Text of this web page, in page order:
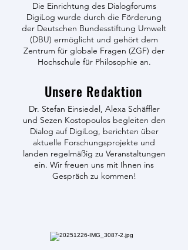
Die Einrichtung des Dialogforums
DigiLog wurde durch die Förderung
der Deutschen Bundesstiftung Umwelt
(DBU) ermöglicht und gehört dem
Zentrum für globale Fragen (ZGF) der
Hochschule für Philosophie an.
Unsere Redaktion
Dr. Stefan Einsiedel, Alexa Schäffler
und Sezen Kostopoulos begleiten den
Dialog auf DigiLog, berichten über
aktuelle Forschungsprojekte und
landen regelmäßig zu Veranstaltungen
ein. Wir freuen uns mit Ihnen ins
Gespräch zu kommen!